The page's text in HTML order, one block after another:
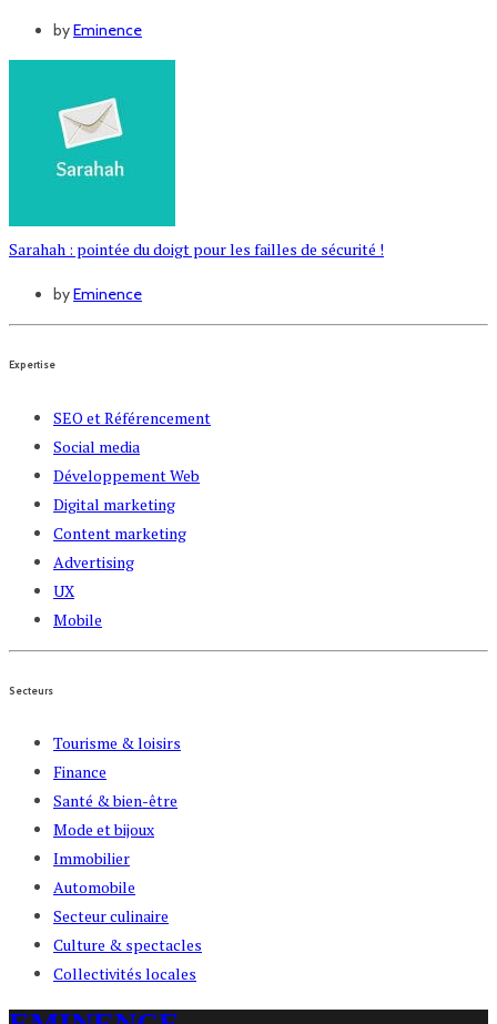
byEminence
Sarahah : pointée du doigt pour les failles de sécurité !
byEminence
Expertise
SEO et Référencement
Social media
Développement Web
Digital marketing
Content marketing
Advertising
UX
Mobile
Secteurs
Tourisme & loisirs
Finance
Santé & bien-être
Mode et bijoux
Immobilier
Automobile
Secteur culinaire
Culture & spectacles
Collectivités locales